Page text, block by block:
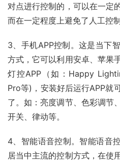
对点进行控制的，可以在一定
而在一定程度上避免了人工控制
3、手机APP控制。这是当下
方式，它可以利用安卓、苹果
灯控APP（如：Happy
Pro等)，安装好后运行APP就
了。如：亮度调节、色彩调节
开关、律动等。
4、智能语音控制。智能语音
居当中主流的控制方式，在使